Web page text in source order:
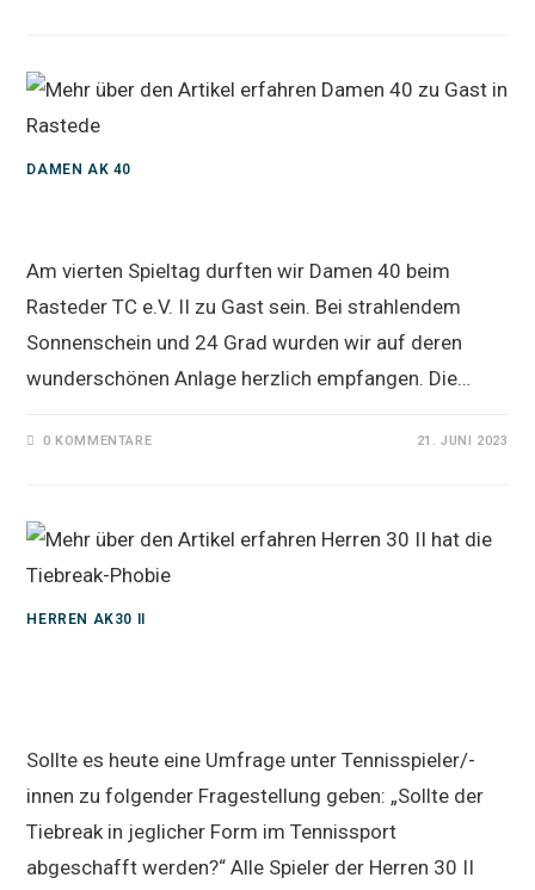
DAMEN AK 40
Am vierten Spieltag durften wir Damen 40 beim
Rasteder TC e.V. II zu Gast sein. Bei strahlendem
Sonnenschein und 24 Grad wurden wir auf deren
wunderschönen Anlage herzlich empfangen. Die…
0 KOMMENTARE 21. JUNI 2023
HERREN AK30 II
Sollte es heute eine Umfrage unter Tennisspieler/-
innen zu folgender Fragestellung geben: „Sollte der
Tiebreak in jeglicher Form im Tennissport
abgeschafft werden?“ Alle Spieler der Herren 30 II